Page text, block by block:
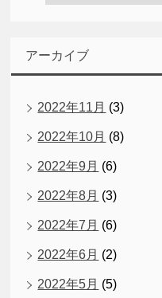
アーカイブ
2022年11月 (3)
2022年10月 (8)
2022年9月 (6)
2022年8月 (3)
2022年7月 (6)
2022年6月 (2)
2022年5月 (5)